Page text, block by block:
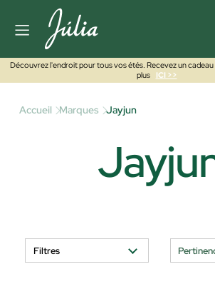
Découvrez l'endroit pour tous vos étés. Recevez un
plus
ICI >>
Accueil Marques Jayjun
Filtres